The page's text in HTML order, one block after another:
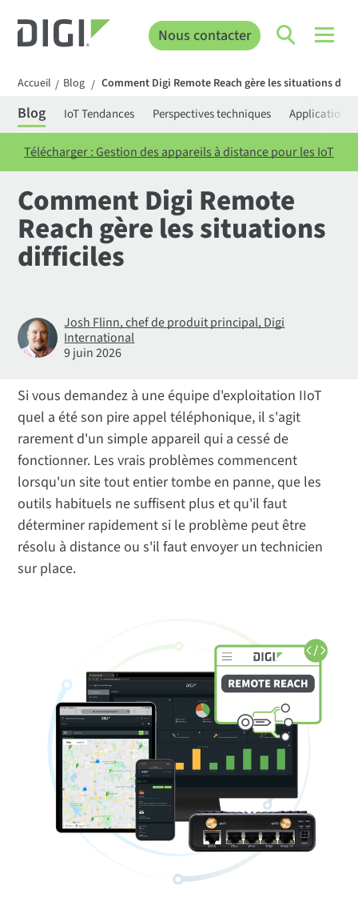
Nous contacter
Accueil / Blog / Comment Digi Remote Reach gère les situations
Blog IoT Tendances Perspectives techniques Applications
Télécharger : Gestion des appareils à distance pour les IoT
Comment Digi Remote
Reach gère les situations
difficiles
Josh Flinn, chef de produit principal, Digi
International
9 juin 2026
Si vous demandez à une équipe d'exploitation IIoT
quel a été son pire appel téléphonique, il s'agit
rarement d'un simple appareil qui a cessé de
fonctionner. Les vrais problèmes commencent
lorsqu'un site tout entier tombe en panne, que les
outils habituels ne suffisent plus et qu'il faut
déterminer rapidement si le problème peut être
résolu à distance ou s'il faut envoyer un technicien
sur place.